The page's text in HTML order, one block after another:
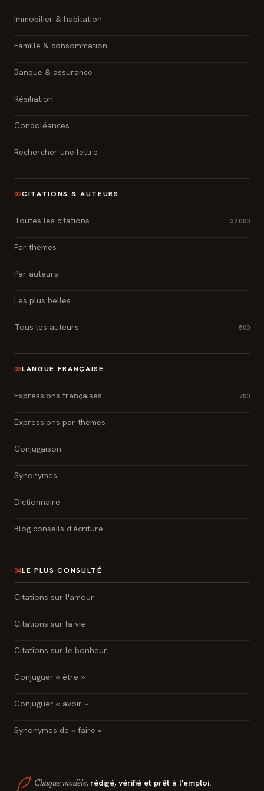
Immobilier & habitation
Famille & consommation
Banque & assurance
Résiliation
Condoléances
Rechercher une lettre
02CITATIONS & AUTEURS
Toutes les citations 37 000
Par thèmes
Par auteurs
Les plus belles
Tous les auteurs 500
03LANGUE FRANÇAISE
Expressions françaises 700
Expressions par thèmes
Conjugaison
Synonymes
Dictionnaire
Blog conseils d'écriture
04LE PLUS CONSULTÉ
Citations sur l'amour
Citations sur la vie
Citations sur le bonheur
Conjuguer « être »
Conjuguer « avoir »
Synonymes de « faire »
Chaque modèle, rédigé, vérifié et prêt à l'emploi.